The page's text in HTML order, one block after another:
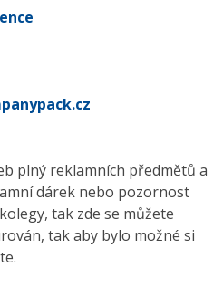
plný reklamních předmětů a
dárek nebo pozornost
tak zde se můžete
tak aby bylo možné si